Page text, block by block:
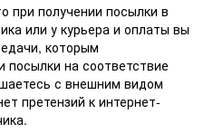
при получении посылки в
или у курьера и оплаты вы
которым
на соответствие
с внешним видом
претензий к интернет-